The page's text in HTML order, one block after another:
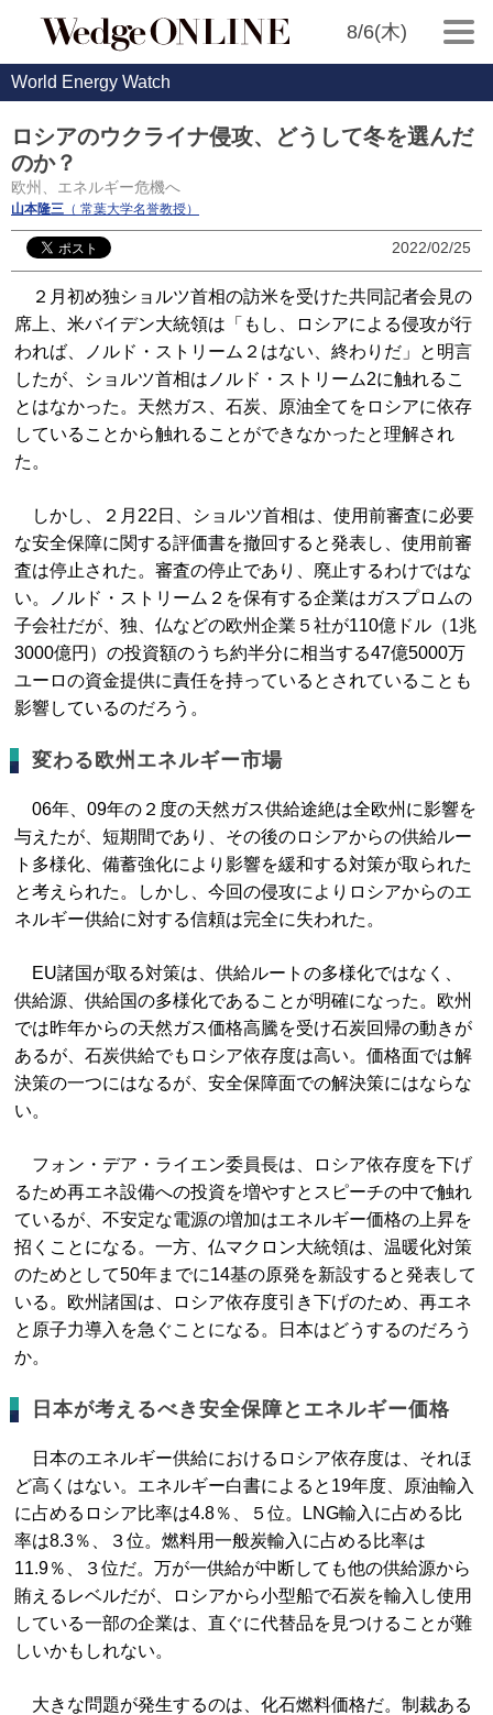
8/6(木)
World Energy Watch
ロシアのウクライナ侵攻、どうして冬を選んだ
のか？
欧州、エネルギー危機へ
山本隆三 （ 常葉大学名誉教授）
2022/02/25
２月初め独ショルツ首相の訪米を受けた共同記者会見の
席上、米バイデン大統領は「もし、ロシアによる侵攻が行
われば、ノルド・ストリーム２はない、終わりだ」と明言
したが、ショルツ首相はノルド・ストリーム2に触れるこ
とはなかった。天然ガス、石炭、原油全てをロシアに依存
していることから触れることができなかったと理解され
た。
しかし、２月22日、ショルツ首相は、使用前審査に必要
な安全保障に関する評価書を撤回すると発表し、使用前審
査は停止された。審査の停止であり、廃止するわけではな
い。ノルド・ストリーム２を保有する企業はガスプロムの
子会社だが、独、仏などの欧州企業５社が110億ドル（1兆
3000億円）の投資額のうち約半分に相当する47億5000万
ユーロの資金提供に責任を持っているとされていることも
影響しているのだろう。
変わる欧州エネルギー市場
06年、09年の２度の天然ガス供給途絶は全欧州に影響を
与えたが、短期間であり、その後のロシアからの供給ルー
ト多様化、備蓄強化により影響を緩和する対策が取られた
と考えられた。しかし、今回の侵攻によりロシアからのエ
ネルギー供給に対する信頼は完全に失われた。
EU諸国が取る対策は、供給ルートの多様化ではなく、
供給源、供給国の多様化であることが明確になった。欧州
では昨年からの天然ガス価格高騰を受け石炭回帰の動きが
あるが、石炭供給でもロシア依存度は高い。価格面では解
決策の一つにはなるが、安全保障面での解決策にはならな
い。
フォン・デア・ライエン委員長は、ロシア依存度を下げ
るため再エネ設備への投資を増やすとスピーチの中で触れ
ているが、不安定な電源の増加はエネルギー価格の上昇を
招くことになる。一方、仏マクロン大統領は、温暖化対策
のためとして50年までに14基の原発を新設すると発表して
いる。欧州諸国は、ロシア依存度引き下げのため、再エネ
と原子力導入を急ぐことになる。日本はどうするのだろう
か。
日本が考えるべき安全保障とエネルギー価格
日本のエネルギー供給におけるロシア依存度は、それほ
ど高くはない。エネルギー白書によると19年度、原油輸入
に占めるロシア比率は4.8％、５位。LNG輸入に占める比
率は8.3％、３位。燃料用一般炭輸入に占める比率は
11.9％、３位だ。万が一供給が中断しても他の供給源から
賄えるレベルだが、ロシアから小型船で石炭を輸入し使用
している一部の企業は、直ぐに代替品を見つけることが難
しいかもしれない。
大きな問題が発生するのは、化石燃料価格だ。制裁ある